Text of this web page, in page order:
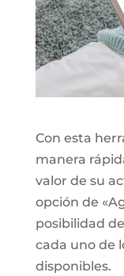
Con esta
manera
valor de su
opción de
posibilidad
cada uno de
disponibles.